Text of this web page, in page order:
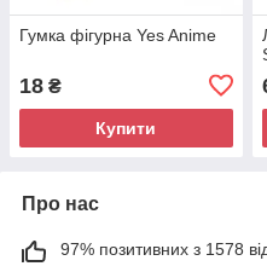
Гумка фігурна Yes Anime
18 ₴
Купити
Про нас
97% позитивних з 1578